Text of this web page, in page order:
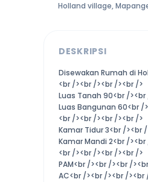
Holland village,
DESKRIPSI
Disewakan Rumah di
<br /><br /><br /><br />
Luas Tanah 90<br /
Luas Bangunan 60<br /
<br /><br /><br /><br />
Kamar Tidur 3<br /><br
Kamar Mandi 2<br /
<br /><br /><br /><br />
PAM<br /><br /><br /
AC<br /><br /><br /><br